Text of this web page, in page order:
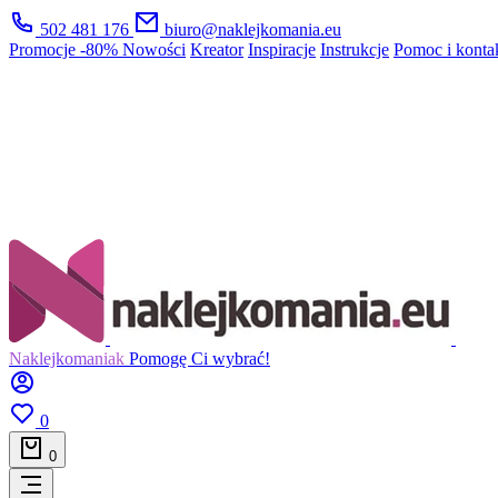
502 481 176
biuro@naklejkomania.eu
Promocje -80% Nowości Kreator Inspiracje Instrukcje Pomoc i
Naklejkomaniak Pomogę Ci wybrać!
0
0